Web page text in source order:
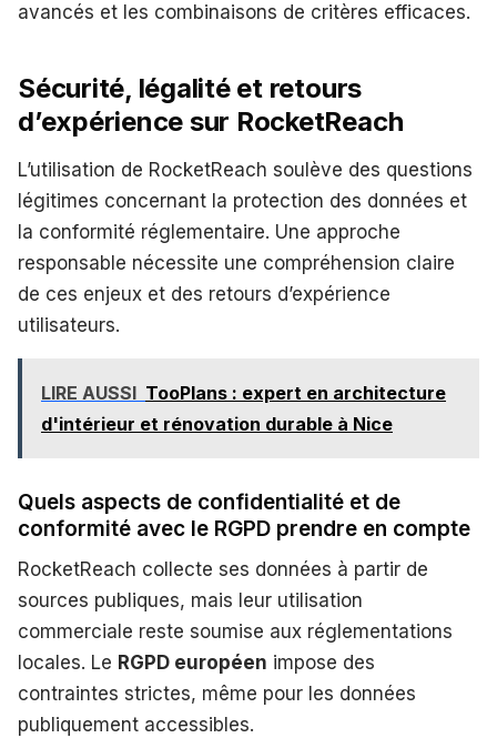
avancés et les combinaisons de critères efficaces.
Sécurité, légalité et retours
d’expérience sur RocketReach
L’utilisation de RocketReach soulève des questions
légitimes concernant la protection des données et
la conformité réglementaire. Une approche
responsable nécessite une compréhension claire
de ces enjeux et des retours d’expérience
utilisateurs.
LIRE AUSSI TooPlans : expert en architecture
d'intérieur et rénovation durable à Nice
Quels aspects de confidentialité et de
conformité avec le RGPD prendre en compte
RocketReach collecte ses données à partir de
sources publiques, mais leur utilisation
commerciale reste soumise aux réglementations
locales. Le RGPD européen impose des
contraintes strictes, même pour les données
publiquement accessibles.